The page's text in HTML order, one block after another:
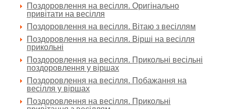
Поздоровлення на весілля. Оригінально
привітати на весілля
Поздоровлення на весілля. Вітаю з весіллям
Поздоровлення на весілля. Вірші на весілля
прикольні
Поздоровлення на весілля. Прикольні весільні
поздоровлення у віршах
Поздоровлення на весілля. Побажання на
весілля у віршах
Поздоровлення на весілля. Прикольні